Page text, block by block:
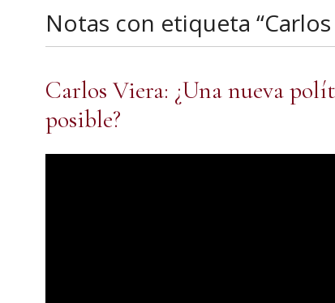
Notas con etiqueta “Carlos
Carlos Viera: ¿Una nueva
posible?